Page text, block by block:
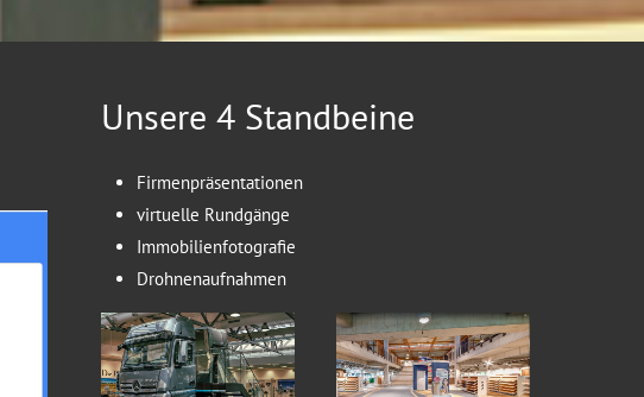
Unsere 4 Standbeine
Firmenpräsentationen
virtuelle Rundgänge
Immobilienfotografie
Drohnenaufnahmen